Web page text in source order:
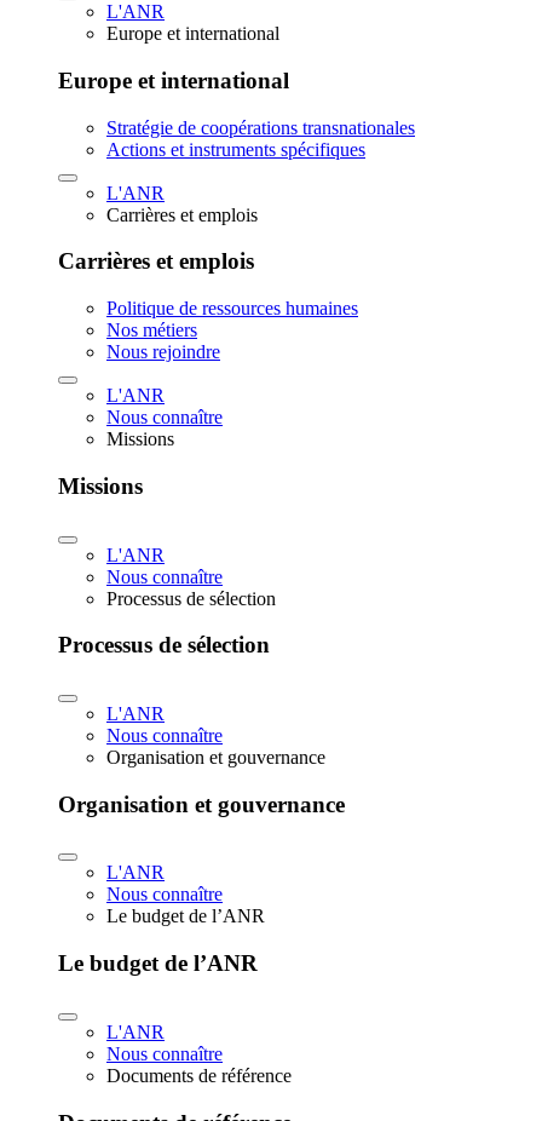
L'ANR
Europe et international
Europe et international
Stratégie de coopérations transnationales
Actions et instruments spécifiques
L'ANR
Carrières et emplois
Carrières et emplois
Politique de ressources humaines
Nos métiers
Nous rejoindre
L'ANR
Nous connaître
Missions
Missions
L'ANR
Nous connaître
Processus de sélection
Processus de sélection
L'ANR
Nous connaître
Organisation et gouvernance
Organisation et gouvernance
L'ANR
Nous connaître
Le budget de l’ANR
Le budget de l’ANR
L'ANR
Nous connaître
Documents de référence